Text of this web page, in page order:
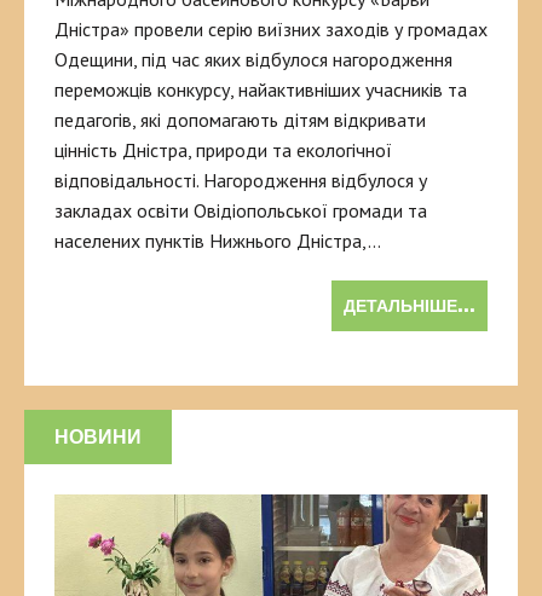
Дністра» провели серію виїзних заходів у громадах
Одещини, під час яких відбулося нагородження
переможців конкурсу, найактивніших учасників та
педагогів, які допомагають дітям відкривати
цінність Дністра, природи та екологічної
відповідальності. Нагородження відбулося у
закладах освіти Овідіопольської громади та
населених пунктів Нижнього Дністра,…
ДЕТАЛЬНІШЕ...
НОВИНИ